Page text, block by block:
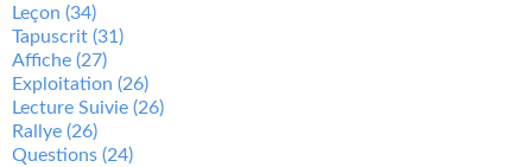
Leçon (34)
Tapuscrit (31)
Affiche (27)
Exploitation (26)
Lecture Suivie (26)
Rallye (26)
Questions (24)